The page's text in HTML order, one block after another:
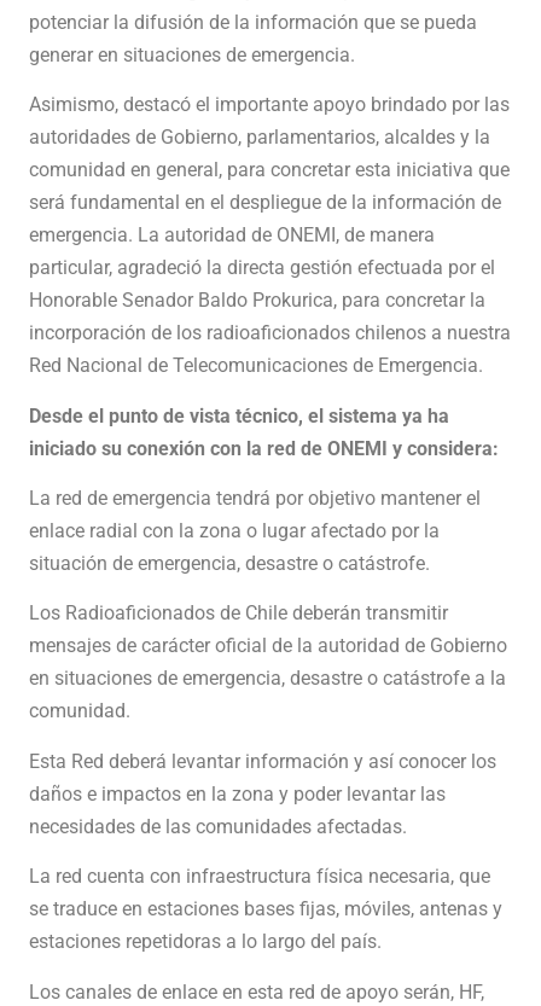
potenciar la difusión de la información que se pueda
generar en situaciones de emergencia.
Asimismo, destacó el importante apoyo brindado por las
autoridades de Gobierno, parlamentarios, alcaldes y la
comunidad en general, para concretar esta iniciativa que
será fundamental en el despliegue de la información de
emergencia. La autoridad de ONEMI, de manera
particular, agradeció la directa gestión efectuada por el
Honorable Senador Baldo Prokurica, para concretar la
incorporación de los radioaficionados chilenos a nuestra
Red Nacional de Telecomunicaciones de Emergencia.
Desde el punto de vista técnico, el sistema ya ha
iniciado su conexión con la red de ONEMI y considera:
La red de emergencia tendrá por objetivo mantener el
enlace radial con la zona o lugar afectado por la
situación de emergencia, desastre o catástrofe.
Los Radioaficionados de Chile deberán transmitir
mensajes de carácter oficial de la autoridad de Gobierno
en situaciones de emergencia, desastre o catástrofe a la
comunidad.
Esta Red deberá levantar información y así conocer los
daños e impactos en la zona y poder levantar las
necesidades de las comunidades afectadas.
La red cuenta con infraestructura física necesaria, que
se traduce en estaciones bases fijas, móviles, antenas y
estaciones repetidoras a lo largo del país.
Los canales de enlace en esta red de apoyo serán, HF,